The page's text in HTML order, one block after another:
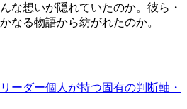
な想いが隠れていたのか。彼ら・
なる物語から紡がれたのか。
ーダー個人が持つ固有の判断軸・